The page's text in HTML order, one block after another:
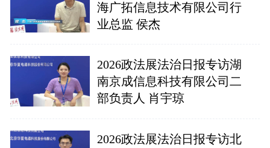
海广拓信息技术有限公司行
业总监 侯杰
2026政法展法治日报专访湖
南京成信息科技有限公司二
部负责人 肖宇琼
2026政法展法治日报专访北